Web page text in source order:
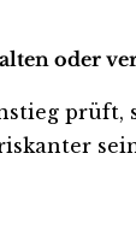
oder
prüft,